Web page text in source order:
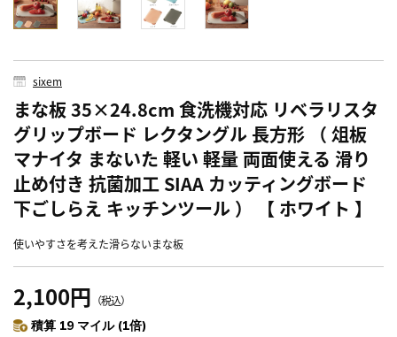
sixem
まな板 35×24.8cm 食洗機対応 リベラリスタ
グリップボード レクタングル 長方形 （ 俎板
マナイタ まないた 軽い 軽量 両面使える 滑り
止め付き 抗菌加工 SIAA カッティングボード
下ごしらえ キッチンツール ） 【 ホワイト 】
使いやすさを考えた滑らないまな板
2,100円 （税込）
積算 19 マイル (1倍)